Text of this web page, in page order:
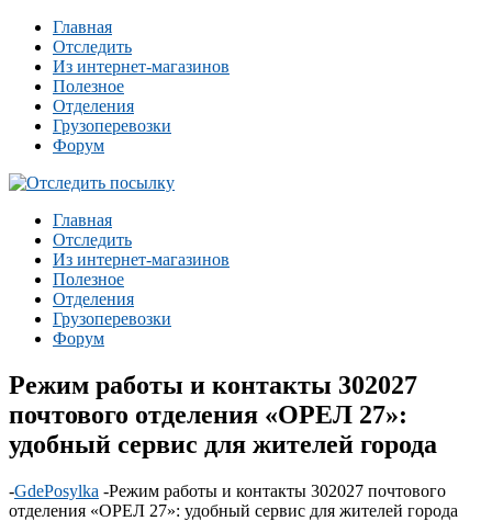
Главная
Отследить
Из интернет-магазинов
Полезное
Отделения
Грузоперевозки
Форум
Главная
Отследить
Из интернет-магазинов
Полезное
Отделения
Грузоперевозки
Форум
Режим работы и контакты 302027
почтового отделения «ОРЕЛ 27»:
удобный сервис для жителей города
-GdePosylka -Режим работы и контакты 302027 почтового
отделения «ОРЕЛ 27»: удобный сервис для жителей города